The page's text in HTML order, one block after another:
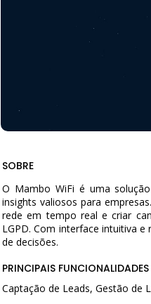
SOBRE
O Mambo WiFi é uma
insights valiosos para
rede em tempo real e criar
LGPD. Com interface intuitiva
de decisões.
PRINCIPAIS FUNCIONALIDADES
Captação de Leads, Gestão de